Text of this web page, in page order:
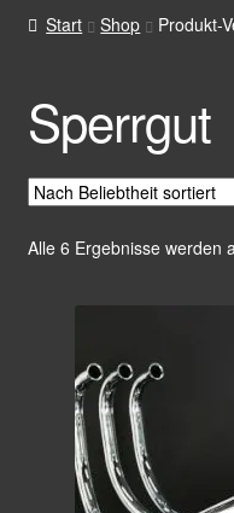
Start Shop Produkt-
Sperrgut
Alle 6 Ergebnisse werden